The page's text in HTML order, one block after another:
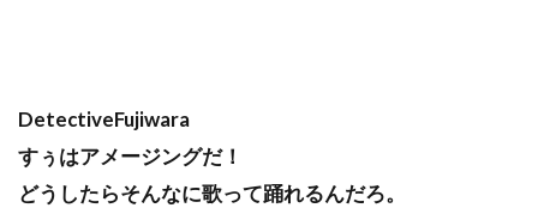
DetectiveFujiwara
すぅはアメージングだ！
どうしたらそんなに歌って踊れるんだろ。